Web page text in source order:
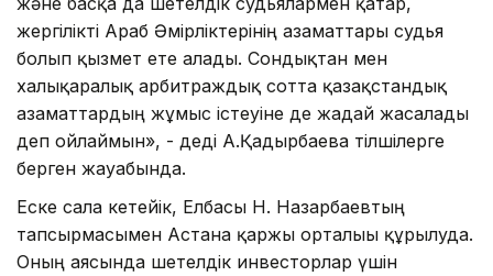
жергілікті Араб Әмірліктерінің азаматтары судья
болып қызмет ете алады. Сондықтан мен
xалықаралық арбитраждық сотта қазақстандық
азаматтардың жұмыс істеуіне де жағдай жасалады
деп ойлаймын», - деді А.Қадырбаева тілшілерге
берген жауабында.
Еске сала кетейік, Елбасы Н. Назарбаевтың
тапсырмасымен Астана қаржы орталығы құрылуда.
Оның аясында шетелдік инвесторлар үшін